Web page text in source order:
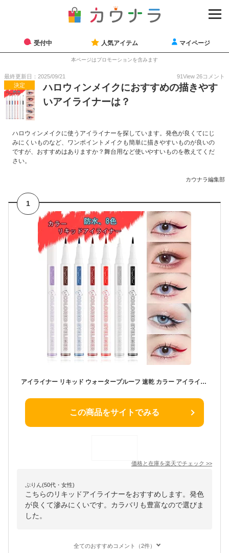
受付中 人気アイテム マイページ
本ページはプロモーションを含みます
最終更新日：2025/09/21 91View 26コメント
決定
ハロウィンメイクにおすすめの描きやす
いアイライナーは？
ハロウィンメイクに使うアイライナーを探しています。発色が良くてにじ
みにくいものなど、ワンポイントメイクも簡単に描きやすいものが良いの
ですが、おすすめはありますか？舞台用など使いやすいものを教えてくだ
さい。
カウナラ編集部
1
アイライナー リキッド ウォータープルーフ 速乾 カラー アイライナー 8色 落ちない アイライン チャイボーグメイク 中国コスメ 韓国コスメ アイメイク ポイントメイク ホワイト パープル ブラウン ブルー カーキ ワインレッド
この商品をサイトでみる
価格と在庫を楽天でチェック >>
ぷりん(50代・女性)
こちらのリキッドアイライナーをおすすめします。発色
が良くて滲みにくいです。カラバリも豊富なので選びま
した。
全てのおすすめコメント（2件）